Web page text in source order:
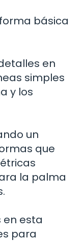
básica
en
simples
y los
un
que
la palma
en esta
para